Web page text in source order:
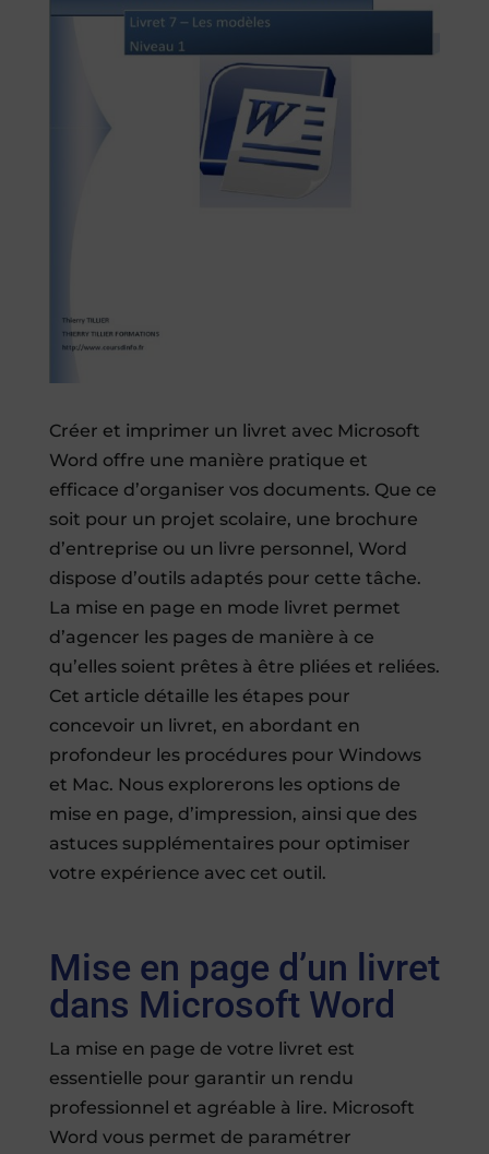
Créer et imprimer un livret avec Microsoft
Word offre une manière pratique et
efficace d’organiser vos documents. Que ce
soit pour un projet scolaire, une brochure
d’entreprise ou un livre personnel, Word
dispose d’outils adaptés pour cette tâche.
La mise en page en mode livret permet
d’agencer les pages de manière à ce
qu’elles soient prêtes à être pliées et reliées.
Cet article détaille les étapes pour
concevoir un livret, en abordant en
profondeur les procédures pour Windows
et Mac. Nous explorerons les options de
mise en page, d’impression, ainsi que des
astuces supplémentaires pour optimiser
votre expérience avec cet outil.
Mise en page d’un livret
dans Microsoft Word
La mise en page de votre livret est
essentielle pour garantir un rendu
professionnel et agréable à lire. Microsoft
Word vous permet de paramétrer